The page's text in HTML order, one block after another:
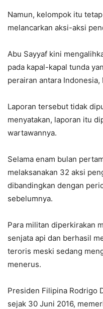
Namun, kelompok itu
melancarkan aksi-aksi
Abu Sayyaf kini
pada kapal-kapal tunda
perairan antara Indonesia,
Laporan tersebut tidak
menyatakan, laporan itu
wartawannya.
Selama enam bulan
melaksanakan 32 aksi
dibandingkan dengan
sebelumnya.
Para militan diperkirakan
senjata api dan berhasil
teroris meski sedang
menerus.
Presiden Filipina Rodrigo
sejak 30 Juni 2016,